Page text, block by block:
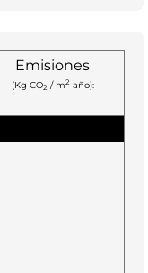
Emisiones
(Kg CO2 / m2año):